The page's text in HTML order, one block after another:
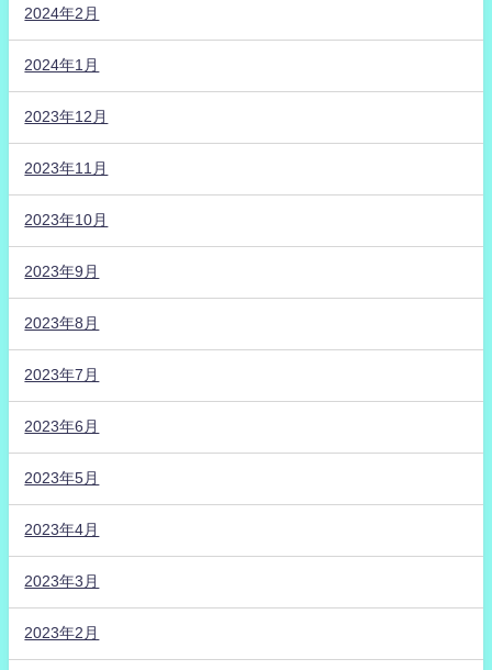
2024年2月
2024年1月
2023年12月
2023年11月
2023年10月
2023年9月
2023年8月
2023年7月
2023年6月
2023年5月
2023年4月
2023年3月
2023年2月